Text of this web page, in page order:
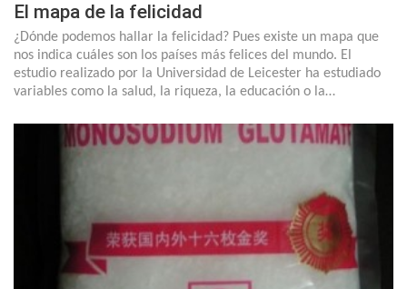
El mapa de la felicidad
¿Dónde podemos hallar la felicidad? Pues existe un mapa que
nos indica cuáles son los países más felices del mundo. El
estudio realizado por la Universidad de Leicester ha estudiado
variables como la salud, la riqueza, la educación o la…